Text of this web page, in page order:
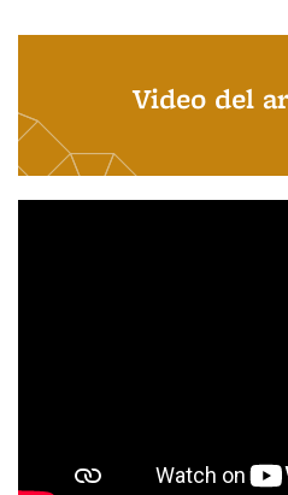
Video del